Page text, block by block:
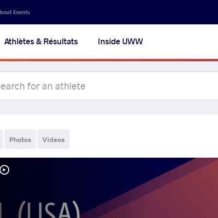
Events
Athlètes & Résultats Inside UWW
Photos Videos